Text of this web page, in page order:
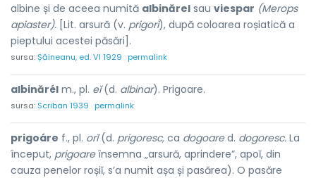
albine și de aceea numită albinărel sau viespar (Merops
apiaster). [Lit. arsură (v. prigorì), după coloarea roșiatică a
pieptului acestei păsări].
sursa:Șăineanu, ed. VI 1929 permalink
albinărél m., pl. eĭ(d. albinar). Prigoare.
sursa: Scriban 1939 permalink
prigoáre f., pl. orĭ(d. prigoresc, ca dogoared. dogoresc. La
început, prigoareînsemna „arsură, aprindere”, apoĭ, din
cauza penelor roșiĭ, s’a numit așa și pasărea). O pasăre